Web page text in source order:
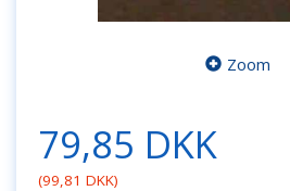
Zoom
79,85 DKK
(99,81 DKK)